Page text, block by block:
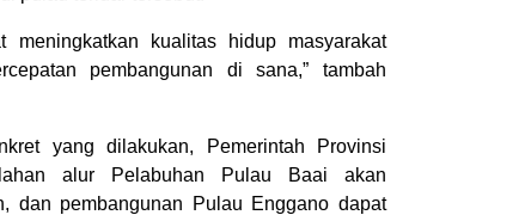
meningkatkan kualitas hidup masyarakat
pembangunan di sana,” tambah
yang dilakukan, Pemerintah Provinsi
alur Pelabuhan Pulau Baai akan
dan pembangunan Pulau Enggano dapat